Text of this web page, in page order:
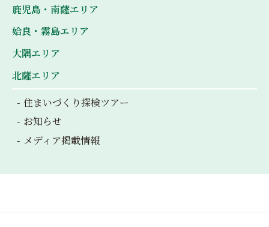
鹿児島・南薩エリア
姶良・霧島エリア
大隅エリア
北薩エリア
住まいづくり探検ツアー
お知らせ
メディア掲載情報